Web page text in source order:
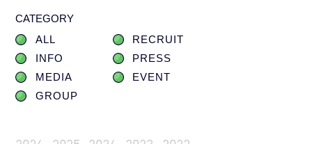
CATEGORY
ALL
RECRUIT
INFO
PRESS
MEDIA
EVENT
GROUP